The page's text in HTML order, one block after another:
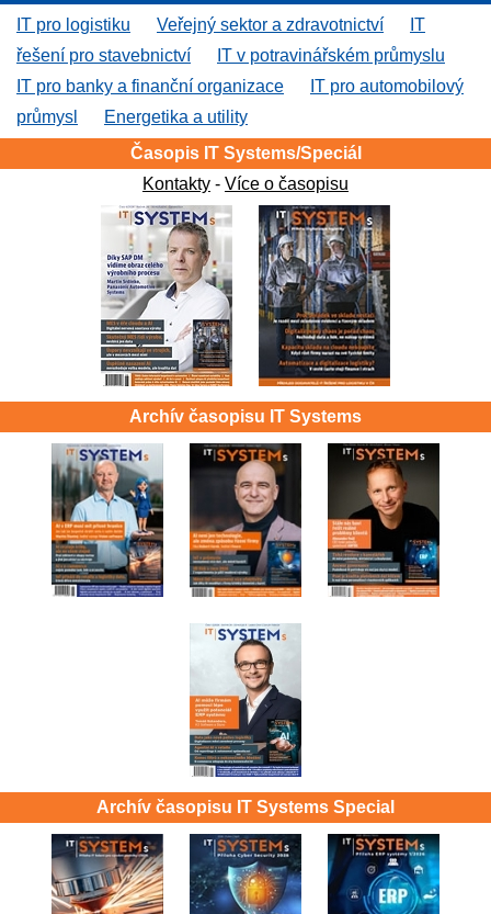
IT pro logistiku
Veřejný sektor a zdravotnictví
IT
řešení pro stavebnictví
IT v potravinářském průmyslu
IT pro banky a finanční organizace
IT pro automobilový
průmysl
Energetika a utility
Časopis IT Systems/Speciál
Kontakty - Více o časopisu
Archív časopisu IT Systems
Archív časopisu IT Systems Special